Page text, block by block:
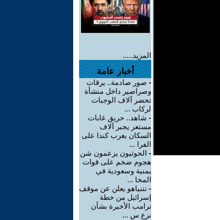
المزيد.....
أخبار عامة
- صور صادمة.. يرقات
وصراصير داخل منشأة
تحضر آلاف الوجبات
لركاب ...
- شاهد.. حريق غابات
مستعر يجبر آلاف
السكان بغرب كندا على
الفرا ...
- الحوثيون يزعمون شن
هجوم ضخم على قوات
يمنية وسعودية في
المخا ...
- نتنياهو يعلن عن موقف
إسرائيل من خطة
ترامب الأخيرة بشأن
نزع س ...